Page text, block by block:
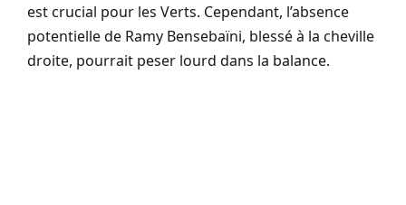
est crucial pour les Verts. Cependant, l’absence
potentielle de Ramy Bensebaïni, blessé à la cheville
droite, pourrait peser lourd dans la balance.